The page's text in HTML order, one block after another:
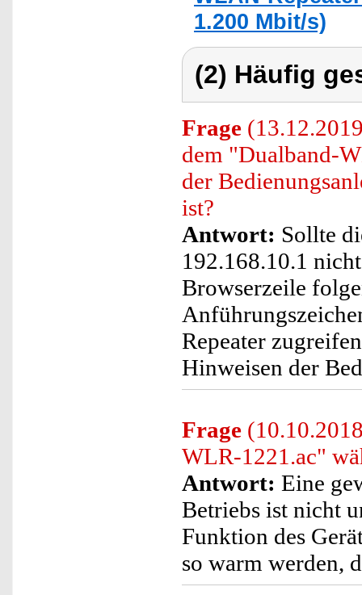
1.200 Mbit/s)
(2) Häufig
Frage
dem "Dualband-
der
ist?
Antwort: Sollte
192.168.10.1
Browserzeile
Repeater
Hinweisen der
Frage
WLR-1221.ac"
Antwort: Eine
Betriebs ist nicht
Funktion des
so warm werden,